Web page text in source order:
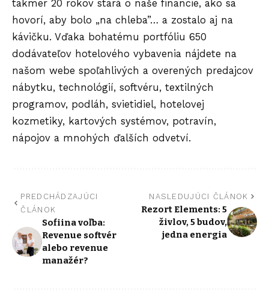
takmer 20 rokov stará o naše financie, ako sa
hovorí, aby bolo „na chleba”… a zostalo aj na
kávičku. Vďaka bohatému portfóliu 650
dodávateľov hotelového vybavenia nájdete na
našom webe spoľahlivých a overených predajcov
nábytku, technológií, softvéru, textilných
programov, podláh, svietidiel, hotelovej
kozmetiky, kartových systémov, potravín,
nápojov a mnohých ďalších odvetví.
PREDCHÁDZAJÚCI
ČLÁNOK
Sofiina voľba:
Revenue softvér
alebo revenue
manažér?
NASLEDUJÚCI ČLÁNOK
Rezort Elements: 5
živlov, 5 budov,
jedna energia